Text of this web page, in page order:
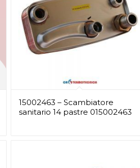
15002463 – Scambiatore
sanitario 14 pastre 015002463